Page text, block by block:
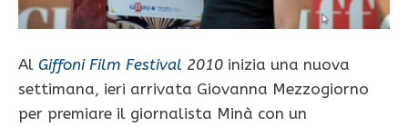
Al Giffoni Film Festival 2010 inizia una nuova
settimana, ieri arrivata Giovanna Mezzogiorno
per premiare il giornalista Minà con un